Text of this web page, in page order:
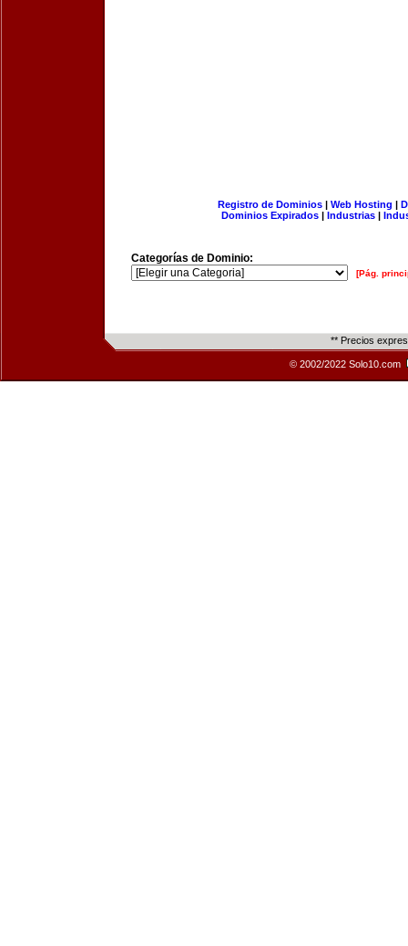
Registro de Dominios| Web Hosting |
Dominios Expirados | Industrias |
Categorías de Dominio:
[Pág.
** Precios
© 2002/2022 Solo10.com